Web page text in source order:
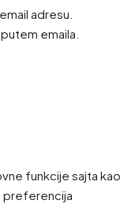
adresu.
emaila.
funkcije sajta kao
preferencija